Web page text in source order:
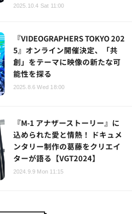
2025.10.4 Sat 11:00
『VIDEOGRAPHERS TOKYO 202
5』オンライン開催決定、「共
創」をテーマに映像の新たな可
能性を探る
2025.8.6 Wed 18:00
『M-1 アナザーストーリー』に
込められた愛と情熱！ ドキュメ
ンタリー制作の葛藤をクリエイ
ターが語る【VGT2024】
2024.9.9 Mon 11:15